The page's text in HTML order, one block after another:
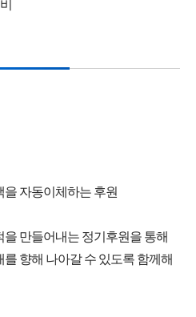
자동이체하는 후원
만들어내는 정기후원을 통해
향해 나아갈 수 있도록 함께해